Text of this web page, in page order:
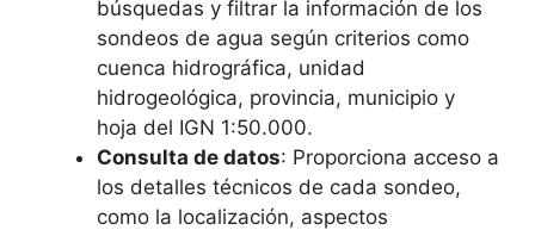
búsquedas y filtrar la información de los
sondeos de agua según criterios como
cuenca hidrográfica, unidad
hidrogeológica, provincia, municipio y
hoja del IGN 1:50.000.
Consulta de datos: Proporciona acceso a
los detalles técnicos de cada sondeo,
como la localización, aspectos